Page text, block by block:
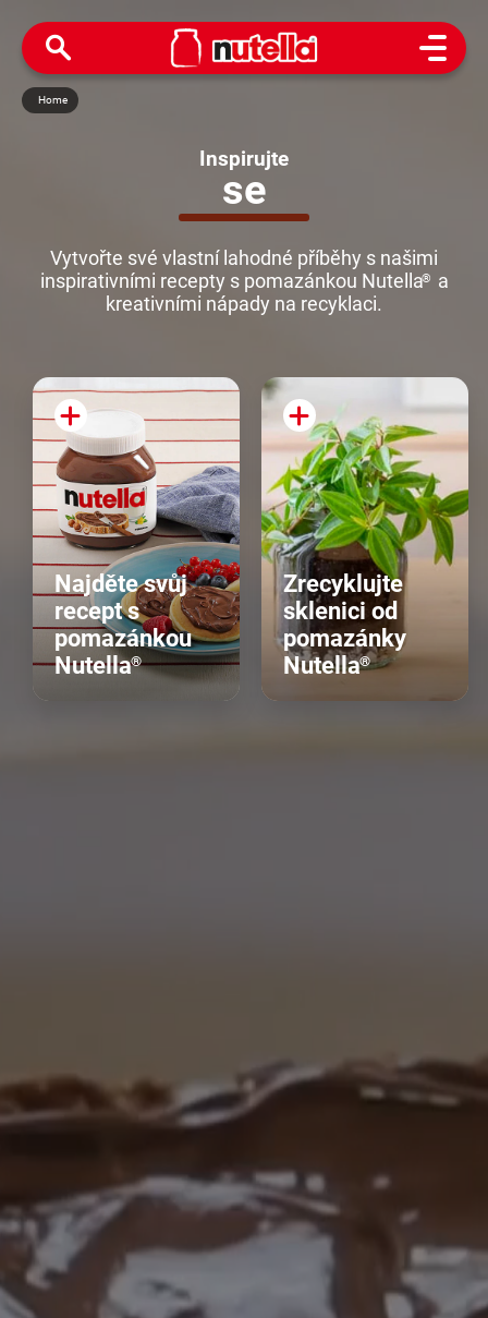
Open
Home
Inspirujte
se
Vytvořte své vlastní lahodné příběhy s našimi
inspirativními recepty s pomazánkou Nutella®
a
kreativními nápady na recyklaci.
Najděte svůj
recept s
pomazánkou
Nutella®
Zrecyklujte
sklenici od
pomazánky
Nutella®